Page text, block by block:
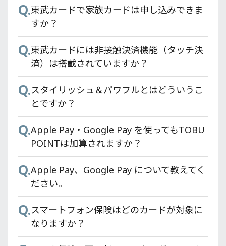
Q.東武カードで家族カードは申し込みできま
すか？
Q.東武カードには非接触決済機能（タッチ決
済）は搭載されていますか？
Q.スタイリッシュ＆パワフルとはどういうこ
とですか？
Q.Apple Pay・Google Pay を使ってもTOBU
POINTは加算されますか？
Q.Apple Pay、Google Pay について教えてく
ださい。
Q.スマートフォン保険はどのカードが対象に
なりますか？